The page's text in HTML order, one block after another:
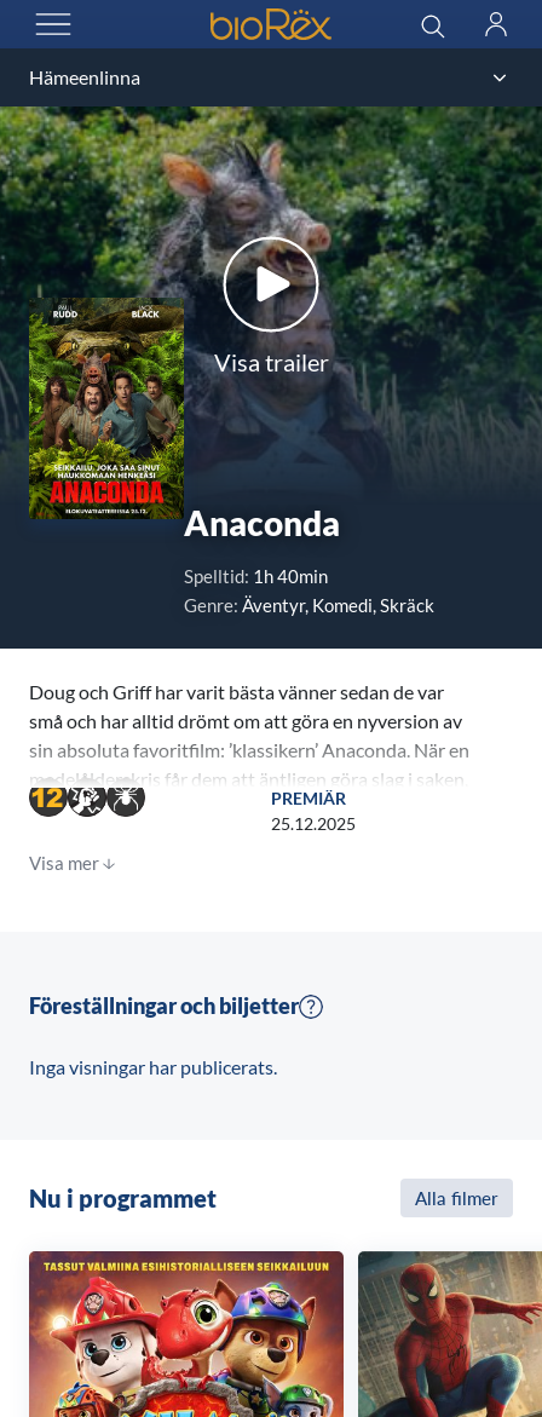
ÖPPNA MENYN
BioRex Cinemas Sök
Logga
Visa trailer
Anaconda
Spelltid: 1h 40min
Genre: Äventyr, Komedi, Skräck
Doug och Griff har varit bästa vänner sedan de var
små och har alltid drömt om att göra en nyversion av
sin absoluta favoritfilm: ’klassikern’ Anaconda. När en
medelålderskris får dem att äntligen göra slag i saken,
beger de sig långt in i Amazonas för att börja filma.
Men saker blir på allvar när en verklig jättelik
anakonda dyker upp och förvandlar deras komiskt
PREMIÄR
25.12.2025
Visa mer
Föreställningar och biljetter
Inga visningar har publicerats.
Nu i programmet Alla filmer